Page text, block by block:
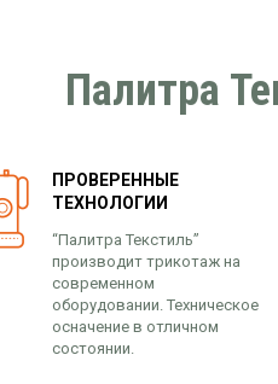
Палитра
ПРОВЕРЕННЫЕ
ТЕХНОЛОГИИ
“Палитра Текстиль”
производит трикотаж на
современном
оборудовании. Техническое
осначение в отличном
состоянии.